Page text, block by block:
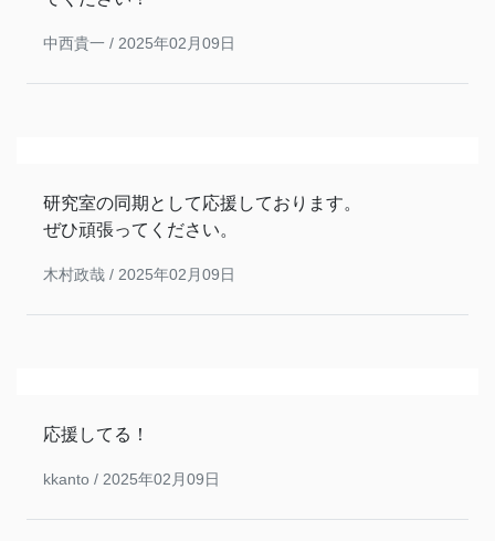
中西貴一 / 2025年02月09日
研究室の同期として応援しております。
ぜひ頑張ってください。
木村政哉 / 2025年02月09日
応援してる！
kkanto / 2025年02月09日